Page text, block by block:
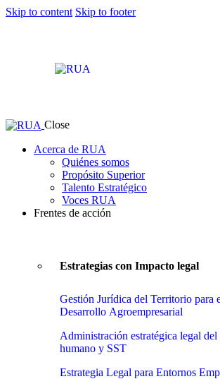
Skip to content Skip to footer
Close
Acerca de RUA
Quiénes somos
Propósito Superior
Talento Estratégico
Voces RUA
Frentes de acción
Estrategias con Impacto legal
Gestión Jurídica del Territorio para
Desarrollo Agroempresarial
Administración estratégica legal del
humano y SST
Estrategia Legal para Entornos